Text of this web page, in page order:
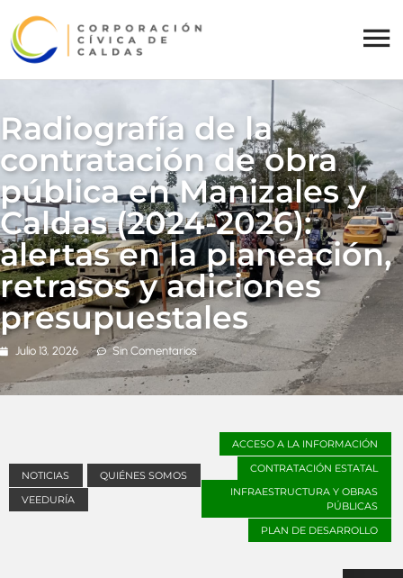
Radiografía de la
contratación de obra
pública en Manizales y
Caldas (2024-2026):
alertas en la planeación,
retrasos y adiciones
presupuestales
Julio 13, 2026 Sin Comentarios
NOTICIAS
QUIÉNES SOMOS
VEEDURÍA
ACCESO A LA INFORMACIÓN
CONTRATACIÓN ESTATAL
INFRAESTRUCTURA Y OBRAS
PÚBLICAS
PLAN DE DESARROLLO